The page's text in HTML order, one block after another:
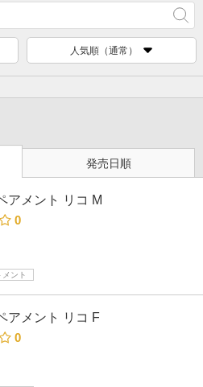
人気順（通常）
発売日順
アメント リコ M
0
ント
アメント リコ F
0